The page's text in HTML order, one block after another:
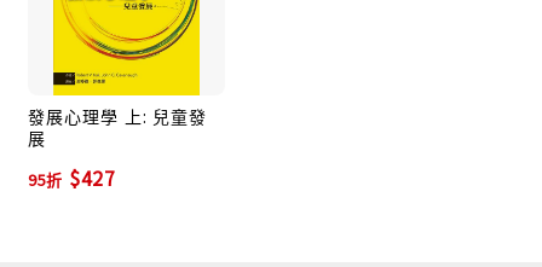
發展心理學 上: 兒童發
展
95折 $427